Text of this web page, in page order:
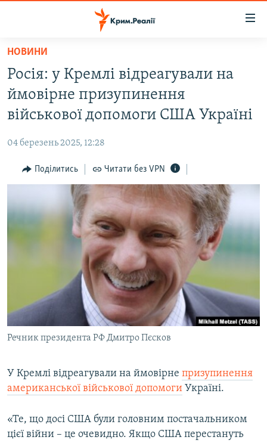
Перейти
основного
матеріалу
Перейти
до
основної
навігації
Перейти
до
ВОДА.КРИМ
ВІДЕО ТА ФОТО
БЛОГИ
ПОГЛЯД
ВСЕ ЗА ДЕНЬ
СПЕЦПРОЕКТИ
ВІДЕОУРОКИ «ELIFBE»
СВІДЧЕННЯ ОКУПАЦІЇ
УКРАЇНСЬКА ПРОБЛЕМА КРИМУ
ІНФОГРАФІКА
ЯК ОБІЙТИ БЛОКУВАННЯ
Qırımtatar
ДОЛУЧАЙСЯ!
Усі сайти RFE/RL
НОВИНИ
Росія: у Кремлі відреагували на
ймовірне призупинення
військової допомоги США Україні
04 березень 2025, 12:28
Поділитись Читати без VPN
Речник президента РФ Дмитро Пєсков
У Кремлі відреагували на ймовірне призупинення
американської військової допомоги Україні.
«Те, що досі США були головним постачальником
цієї війни – це очевидно. Якщо США перестануть